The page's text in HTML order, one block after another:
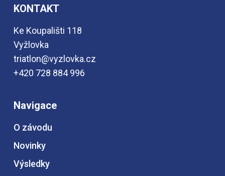
KONTAKT
Ke Koupališti 118
Vyžlovka
triatlon@vyzlovka.cz
+420 728 884 996
Navigace
O závodu
Novinky
Výsledky